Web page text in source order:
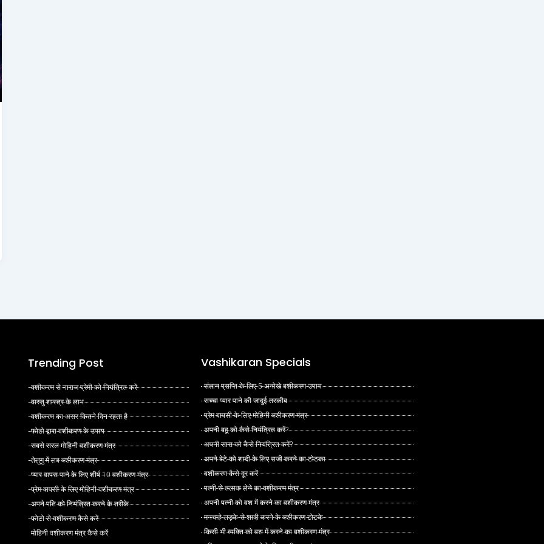
Trending Post
वशीकरण से नाराज प्रेमी को नियंत्रित करें
वास्तु शास्त्र के लाभ
वशीकरण का असर कितने दिन रहता है
फोटो द्वारा वशीकरण के उपाय
सबसे सरल मोहिनी वशीकरण मंत्र
तेलुगु में लव वशीकरण मंत्र
प्यार वापस पाने के लिए शीर्ष 10 वशीकरण मंत्र
प्रेम वापसी के लिए मोहिनी वशीकरण मंत्र
अपने पति को नियंत्रित करने के तरीके
फोटो से वशीकरण कैसे करें
मोहिनी वशीकरण मंत्र कैसे करें
Vashikaran Specials
संतान प्राप्ति के लिए 5 अनोखे वशीकरण उपाय
सच्चा प्यार पाने की जादुई तरकीब
प्रेम वापसी के लिए मोहिनी वशीकरण मंत्र
अपनी बहू को कैसे नियंत्रित करें?
अपनी सास को कैसे नियंत्रित करें?
अपने बेटे को शादी के लिए राजी करने का टोटका
वशीकरण कैसे दूर करें
पत्नी से तलाक लेने का वशीकरण मंत्र
अपनी पत्नी को वश में करने का वशीकरण मंत्र
मनचाहे लड़के से शादी करने के वशीकरण टोटके
किसी भी व्यक्ति को वश में करने का वशीकरण मंत्र